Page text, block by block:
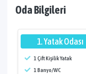
Oda Bilgileri
1. Yatak Odası
1 Çift Kişilik Yatak
1 Banyo/WC